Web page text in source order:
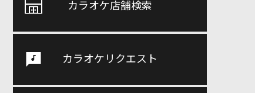
カラオケ店舗検索
カラオケリクエスト